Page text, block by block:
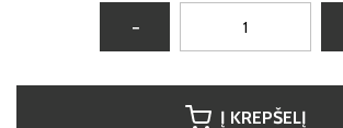
−
Į KREPŠELĮ